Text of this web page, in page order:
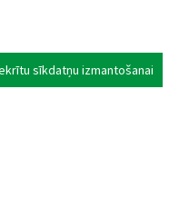
sīkdatņu izmantošanai